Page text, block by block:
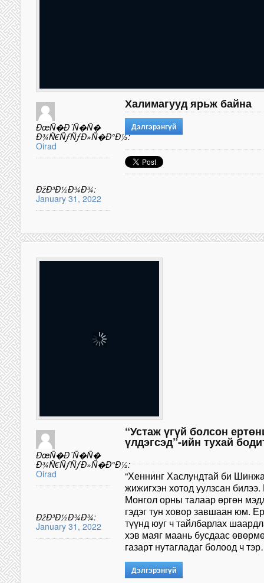
ÐœÑ�Ð´Ñ�Ñ�
Ð¾Ñ€ÑƒÑƒÐ»Ñ�Ð°Ð½:
Oirad
ÐžÐ³Ð½Ð¾Ð¾:
January 31, 2022
Халимагууд ярьж байна
Дэлгэрэнгүй
ÐœÑ�Ð´Ñ�Ñ�
Ð¾Ñ€ÑƒÑƒÐ»Ñ�Ð°Ð½:
Oirad
ÐžÐ³Ð½Ð¾Ð¾:
January 31, 2022
“Устаж үгүй болсон
үлдэгсэд”-ийн тухай
“Хеннинг Хаслундтай би
жижигхэн хотод уулзсан
Монгол орны талаар өргөн
гэдэг тун ховор завшаан юм.
түүнд юуг ч тайлбарлах
хэв маяг маань бусдаас
газарт нутагладаг болоод ч
Дэлгэрэнгүй